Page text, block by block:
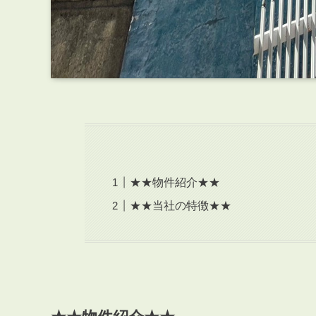
★★物件紹介★★
★★当社の特徴★★